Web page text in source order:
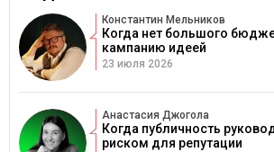
Константин Мельников
Когда нет большого
кампанию идеей
23 июля 2026
Анастасия Джогола
Когда публичность
риском для репутации